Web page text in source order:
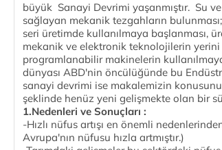
büyük Sanayi Devrimi yaşanmıştır. Su
sağlayan mekanik tezgahların
seri üretimde kullanılmaya başlanması,
mekanik ve elektronik teknolojilerin
programlanabilir makinelerin
dünyası ABD'nin öncülüğünde bu
sanayi devrimi ise makalemizin
şeklinde henüz yeni gelişmekte olan bir
1.Nedenleri ve Sonuçları :
-Hızlı nüfus artışı en önemli
Avrupa'nın nüfusu hızla artmıştır.)